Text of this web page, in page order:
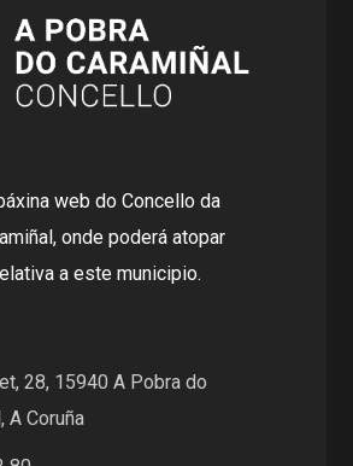
web do Concello da
onde poderá atopar
a este municipio.
28, 15940 A Pobra do
A Coruña